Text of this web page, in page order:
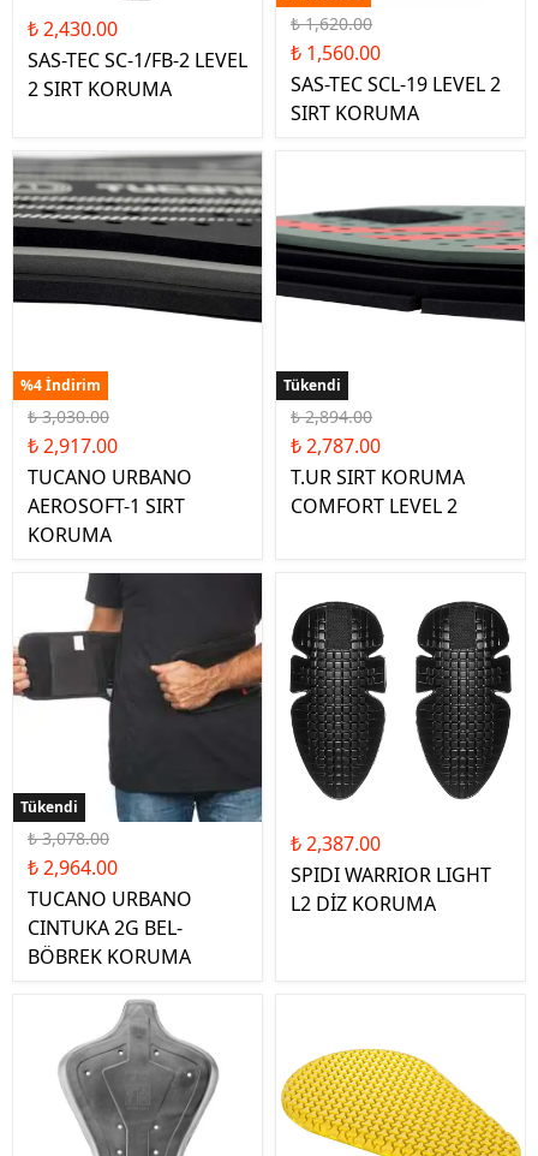
₺ 2,430.00
SAS-TEC SC-1/FB-2 LEVEL
2 SIRT KORUMA
₺ 1,620.00
₺ 1,560.00
SAS-TEC SCL-19 LEVEL 2
SIRT KORUMA
%4 İndirim
₺ 3,030.00
₺ 2,917.00
TUCANO URBANO
AEROSOFT-1 SIRT
KORUMA
Tükendi
Tükendi
₺ 2,894.00
₺ 2,787.00
T.UR SIRT KORUMA
COMFORT LEVEL 2
Tükendi
Tükendi
₺ 3,078.00
₺ 2,964.00
TUCANO URBANO
CINTUKA 2G BEL-
BÖBREK KORUMA
₺ 2,387.00
SPIDI WARRIOR LIGHT
L2 DİZ KORUMA